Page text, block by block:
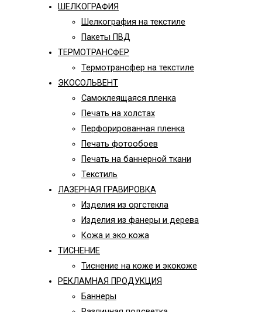
ШЕЛКОГРАФИЯ
Шелкография на текстиле
Пакеты ПВД
ТЕРМОТРАНСФЕР
Термотрансфер на текстиле
ЭКОСОЛЬВЕНТ
Самоклеящаяся пленка
Печать на холстах
Перфорированная пленка
Печать фотообоев
Печать на баннерной ткани
Текстиль
ЛАЗЕРНАЯ ГРАВИРОВКА
Изделия из оргстекла
Изделия из фанеры и дерева
Кожа и эко кожа
ТИСНЕНИЕ
Тиснение на коже и экокоже
РЕКЛАМНАЯ ПРОДУКЦИЯ
Баннеры